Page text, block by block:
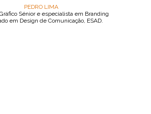
PEDRO LIMA
Sénior e especialista em Branding
em Design de Comunicação, ESAD.